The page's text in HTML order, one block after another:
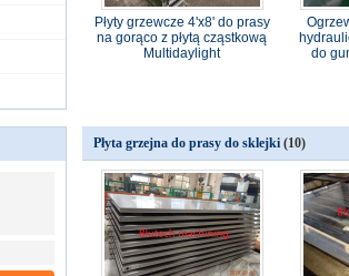
Płyty grzewcze 4'x8' do prasy
na gorąco z płytą cząstkową
Multidaylight
do
Płyta grzejna do prasy do sklejki (10)